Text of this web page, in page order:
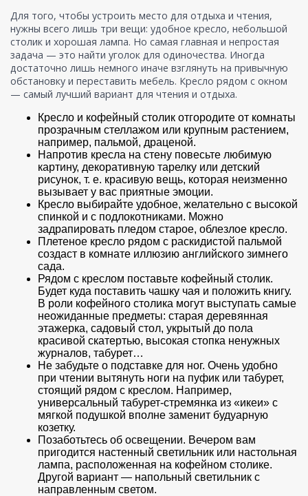
Для того, чтобы устроить место для отдыха и чтения,
нужны всего лишь три вещи: удобное кресло, небольшой
столик и хорошая лампа. Но самая главная и непростая
задача — это найти уголок для одиночества. Иногда
достаточно лишь немного иначе взглянуть на привычную
обстановку и переставить мебель. Кресло рядом с окном
— самый лучший вариант для чтения и отдыха.
Кресло и кофейный столик отгородите от комнаты
прозрачным стеллажом или крупным растением,
например, пальмой, драценой.
Напротив кресла на стену повесьте любимую
картину, декоративную тарелку или детский
рисунок, т. е. красивую вещь, которая неизменно
вызывает у вас приятные эмоции.
Кресло выбирайте удобное, желательно с высокой
спинкой и с подлокотниками. Можно
задрапировать пледом старое, облезлое кресло.
Плетеное кресло рядом с раскидистой пальмой
создаст в комнате иллюзию английского зимнего
сада.
Рядом с креслом поставьте кофейный столик.
Будет куда поставить чашку чая и положить книгу.
В роли кофейного столика могут выступать самые
неожиданные предметы: старая деревянная
этажерка, садовый стол, укрытый до пола
красивой скатертью, высокая стопка ненужных
журналов, табурет…
Не забудьте о подставке для ног. Очень удобно
при чтении вытянуть ноги на пуфик или табурет,
стоящий рядом с креслом. Например,
универсальный табурет-стремянка из «икеи» с
мягкой подушкой вполне заменит будуарную
козетку.
Позаботьтесь об освещении. Вечером вам
пригодится настенный светильник или настольная
лампа, расположенная на кофейном столике.
Другой вариант — напольный светильник с
направленным светом.